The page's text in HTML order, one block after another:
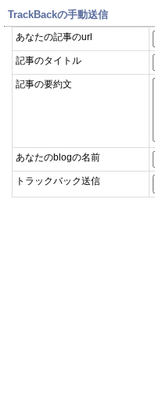
TrackBackの手動送信
あなたの記事のurl
記事のタイトル
記事の要約文
あなたのblogの名前
トラックバック送信